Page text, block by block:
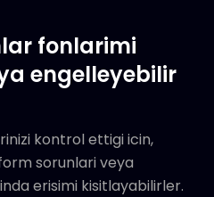
fonlarimi
engelleyebilir
kontrol ettigi icin,
sorunlari veya
erisimi kisitlayabilirler.